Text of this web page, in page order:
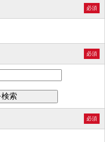
必須
必須
必須